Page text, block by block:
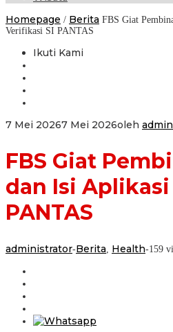
Homepage / Berita FBS Giat
Verifikasi SI PANTAS
Ikuti Kami
7 Mei 20267 Mei 2026oleh
FBS Giat
dan Isi
PANTAS
administrator-Berita Health-159